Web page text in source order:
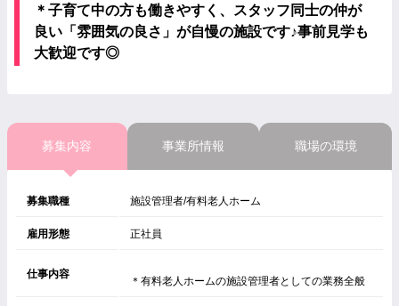
＊子育て中の方も働きやすく、スタッフ同士の仲が
良い「雰囲気の良さ」が自慢の施設です♪事前見学も
大歓迎です◎
募集内容 事業所情報 職場の環境
募集職種 施設管理者/有料老人ホーム
雇用形態 正社員
仕事内容
＊有料老人ホームの施設管理者としての業務全般